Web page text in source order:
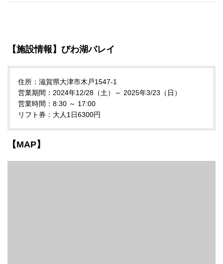
【施設情報】びわ湖バレイ
住所：滋賀県大津市木戸1547-1
営業期間：2024年12/28（土）～ 2025年3/23（日）
営業時間：8:30 ～ 17:00
リフト券：大人1日6300円
【MAP】